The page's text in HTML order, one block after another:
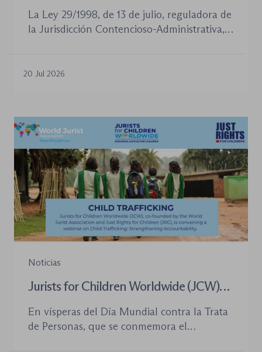
La Ley 29/1998, de 13 de julio, reguladora de
la Jurisdicción Contencioso-Administrativa,
aprobadas en los últimos años no han
tramitación de los procedimientos como en
la organización de los órganos […]
20 Jul 2026
Noticias
Jurists for Children Worldwide (JCW)
para combatir la trata de menores y
defender el Estado de Derecho
En vísperas del Día Mundial contra la Trata
de Personas, que se conmemora el